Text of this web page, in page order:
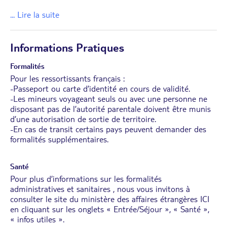
... Lire la suite
Informations Pratiques
Formalités
Pour les ressortissants français :
-Passeport ou carte d’identité en cours de validité.
-Les mineurs voyageant seuls ou avec une personne ne
disposant pas de l’autorité parentale doivent être munis
d’une autorisation de sortie de territoire.
-En cas de transit certains pays peuvent demander des
formalités supplémentaires.
Santé
Pour plus d’informations sur les formalités
administratives et sanitaires , nous vous invitons à
consulter le site du ministère des affaires étrangères ICI
en cliquant sur les onglets « Entrée/Séjour », « Santé »,
« infos utiles ».